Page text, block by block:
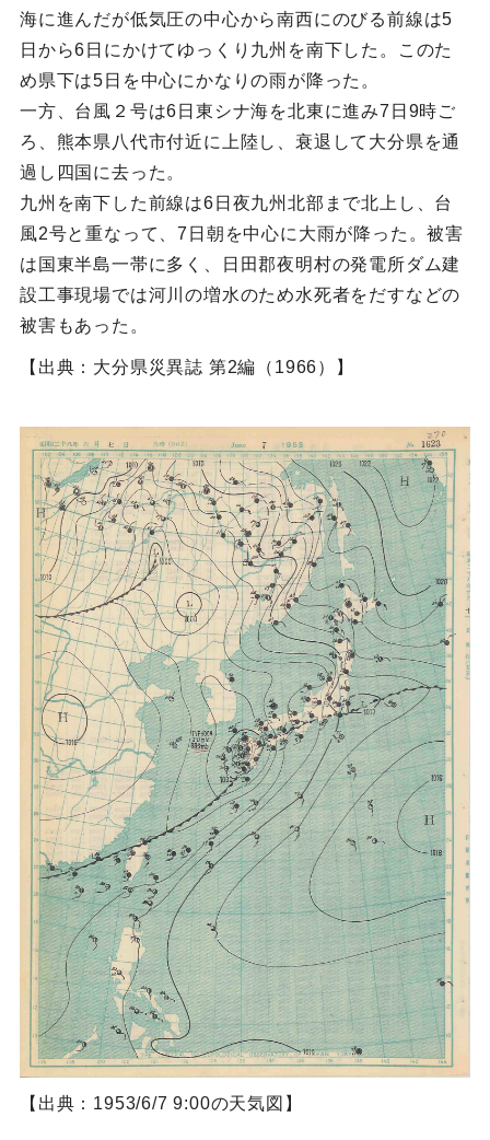
海に進んだが低気圧の中心から南西にのびる前線は5
日から6日にかけてゆっくり九州を南下した。このた
め県下は5日を中心にかなりの雨が降った。
一方、台風２号は6日東シナ海を北東に進み7日9時ご
ろ、熊本県八代市付近に上陸し、衰退して大分県を通
過し四国に去った。
九州を南下した前線は6日夜九州北部まで北上し、台
風2号と重なって、7日朝を中心に大雨が降った。被害
は国東半島一帯に多く、日田郡夜明村の発電所ダム建
設工事現場では河川の増水のため水死者をだすなどの
被害もあった。
【出典：大分県災異誌 第2編（1966）】
【出典：1953/6/7 9:00の天気図】